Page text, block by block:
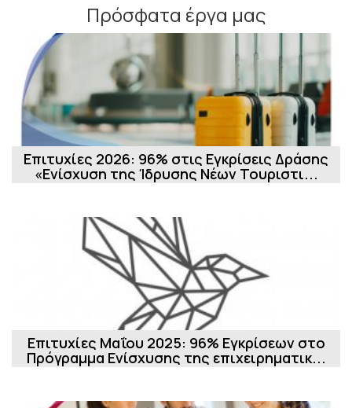
Πρόσφατα έργα μας
Επιτυχίες 2026: 96% στις Εγκρίσεις Δράσης
«Ενίσχυση της Ίδρυσης Νέων Τουριστι...
Επιτυχίες Μαΐου 2025: 96% Εγκρίσεων στο
Πρόγραμμα Ενίσχυσης της επιχειρηματικ...